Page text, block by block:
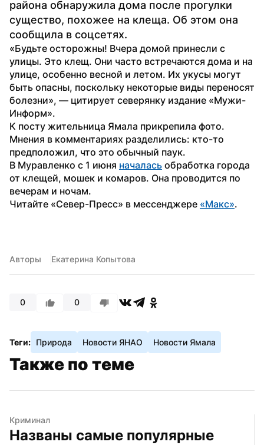
района обнаружила дома после прогулки
существо, похожее на клеща. Об этом она
сообщила в соцсетях.
«Будьте осторожны! Вчера домой принесли с
улицы. Это клещ. Они часто встречаются дома и на
улице, особенно весной и летом. Их укусы могут
быть опасны, поскольку некоторые виды переносят
болезни», — цитирует северянку издание «Мужи-
Информ».
К посту жительница Ямала прикрепила фото.
Мнения в комментариях разделились: кто-то
предположил, что это обычный паук.
В Муравленко с 1 июня началась обработка города
от клещей, мошек и комаров. Она проводится по
вечерам и ночам.
Читайте «Север-Пресс» в мессенджере «Макс».
Авторы Екатерина Копытова
0 0
Теги: Природа Новости ЯНАО Новости Ямала
Также по теме
Криминал
Названы самые популярные